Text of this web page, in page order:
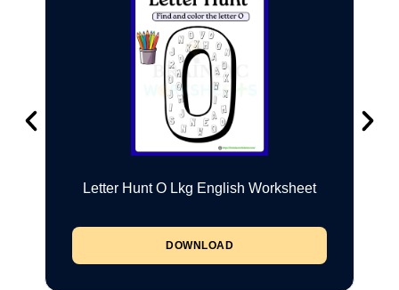
Letter Hunt O Lkg English Worksheet
DOWNLOAD